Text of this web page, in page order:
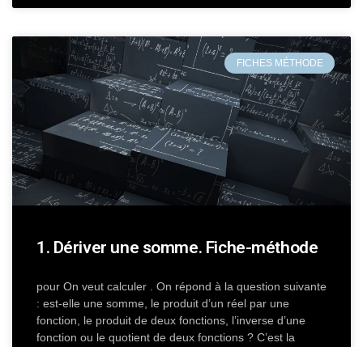
FICHES MÉTHODE
1. Dériver une somme. Fiche-méthode
pour On veut calculer . On répond à la question suivante
: est-elle une somme, le produit d’un réel par une
fonction, le produit de deux fonctions, l’inverse d’une
fonction ou le quotient de deux fonctions ? C’est la